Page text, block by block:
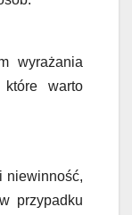
wyrażania
warto
niewinność,
przypadku